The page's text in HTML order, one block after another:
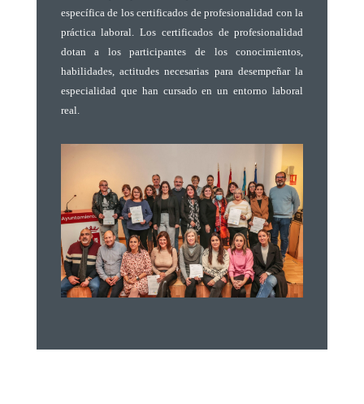
específica de los certificados de profesionalidad con la
práctica laboral. Los certificados de profesionalidad
dotan a los participantes de los conocimientos,
habilidades, actitudes necesarias para desempeñar la
especialidad que han cursado en un entorno laboral
real.